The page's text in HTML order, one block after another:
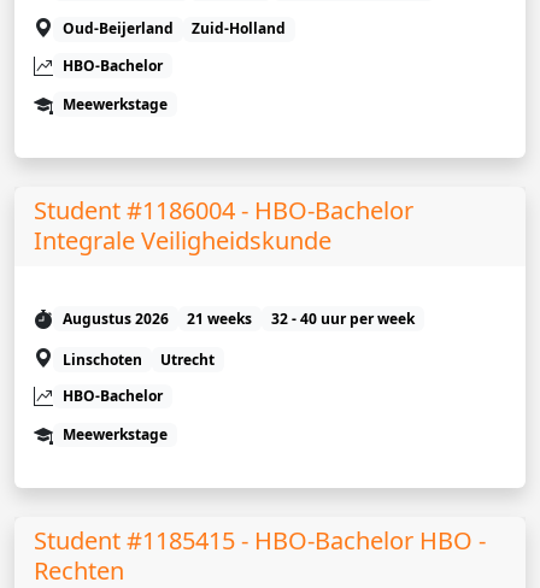
Oud-Beijerland
Zuid-Holland
HBO-Bachelor
Meewerkstage
Student #1186004 - HBO-Bachelor
Integrale Veiligheidskunde
Augustus 2026 21 weeks
32 - 40 uur per week
Linschoten
Utrecht
HBO-Bachelor
Meewerkstage
Student #1185415 - HBO-Bachelor HBO -
Rechten